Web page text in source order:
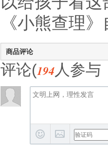
《小熊查理
商品评论
评论(194人参与